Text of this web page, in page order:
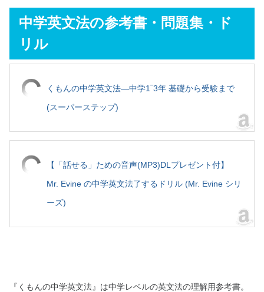
中学英文法の参考書・問題集・ド
リル
くもんの中学英文法―中学1‾3年 基礎から受験まで
(スーパーステップ)
【「話せる」ための音声(MP3)DLプレゼント付】
Mr. Evine の中学英文法了するドリル (Mr. Evine シリ
ーズ)
『くもんの中学英文法』は中学レベルの英文法の理解用参考書。